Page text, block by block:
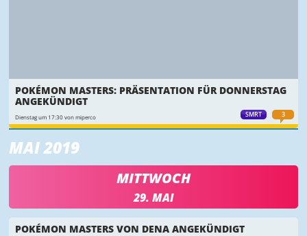
SMRT 3
POKÉMON MASTERS: PRÄSENTATION FÜR DONNERSTAG
ANGEKÜNDIGT
Dienstag um 17:30 von miperco
MAI 2019
MITTWOCH
29. MAI
POKÉMON MASTERS VON DENA ANGEKÜNDIGT